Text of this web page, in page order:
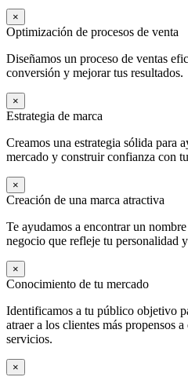
×
Optimización de procesos de venta
Diseñamos un proceso de ventas
conversión y mejorar tus resultados.
×
Estrategia de marca
Creamos una estrategia sólida para
mercado y construir confianza con
×
Creación de una marca atractiva
Te ayudamos a encontrar un
negocio que refleje tu personalidad
×
Conocimiento de tu mercado
Identificamos a tu público objetivo
atraer a los clientes más propensos
servicios.
×